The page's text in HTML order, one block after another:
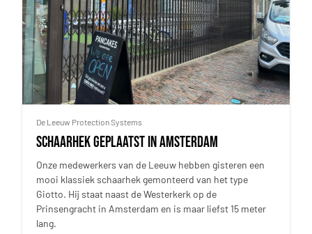
De Leeuw Protection Systems
Schaarhek geplaatst in Amsterdam
Onze medewerkers van de Leeuw hebben gisteren een
mooi klassiek schaarhek gemonteerd van het type
Giotto. Hij staat naast de Westerkerk op de
Prinsengracht in Amsterdam en is maar liefst 15 meter
lang.